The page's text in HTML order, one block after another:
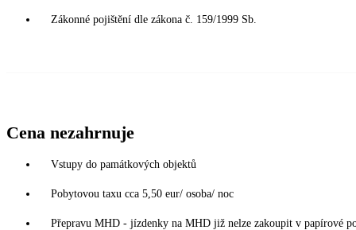
Zákonné pojištění dle zákona č. 159/1999 Sb.
Cena nezahrnuje
Vstupy do památkových objektů
Pobytovou taxu cca 5,50 eur/ osoba/ noc
Přepravu MHD - jízdenky na MHD již nelze zakoupit v papírové